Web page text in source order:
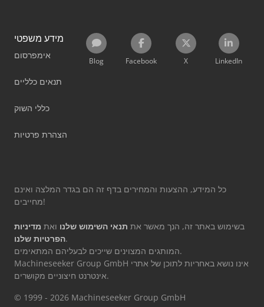
מידע משפטי
אימפרסום
תנאים כלליים
כללי השוק
הצהרת פרטיות
Blog Facebook X LinkedIn
כל המידע, ההצעות והמחירים בדף זה הם בגדר המלצה ואינם
מחייבים!
בשימוש באתר זה, הנך מאשר את תנאי השימוש שלנו ואת מדיניות
הפרטיות שלנו.
המותגים המצוינים שייכים לבעליהם המתאימים.
Machineseeker Group GmbH אינו נושא באחריות לתוכן של אתרי
אינטרנט חיצוניים מקושרים.
© 1999 - 2026 Machineseeker Group GmbH